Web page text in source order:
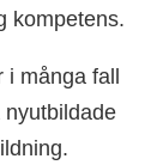
kompetens.
i många fall